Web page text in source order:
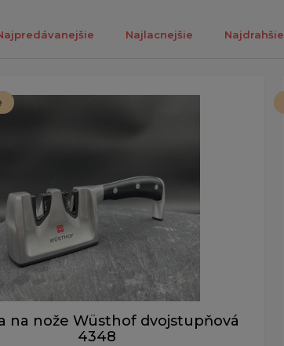
Najlacnejšie Najdrahšie
na nože Wüsthof dvojstupňová
4348